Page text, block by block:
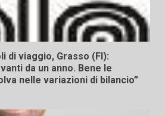
di viaggio, Grasso (FI):
da un anno. Bene le
nelle variazioni di bilancio”